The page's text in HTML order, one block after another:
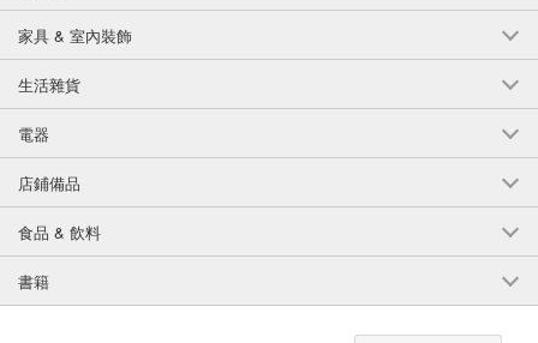
家具 & 室內裝飾
生活雜貨
電器
店鋪備品
食品 & 飲料
書籍